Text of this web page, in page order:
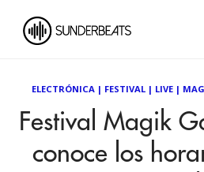
ELECTRÓNICA | FESTIVAL | LIVE |
Festival Magik
conoce los